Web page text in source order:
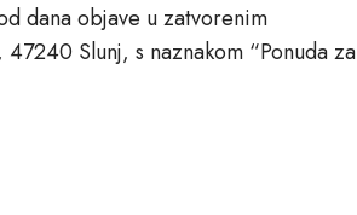
dana objave u zatvorenim
Slunj, s naznakom “Ponuda za